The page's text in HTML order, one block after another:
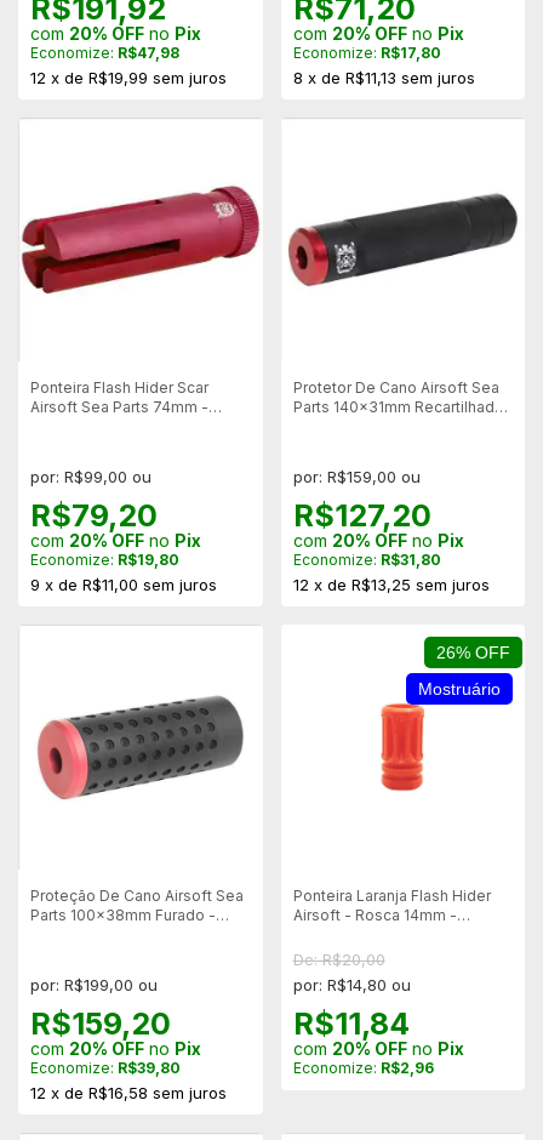
R$191,92
com 20% OFF no Pix
Economize: R$47,98
12 x de R$19,99 sem juros
R$71,20
com 20% OFFno Pix
Economize: R$17,80
8 x de R$11,13 sem juros
Ponteira Flash Hider Scar
Airsoft Sea Parts 74mm -
por: R$99,00 ou
R$79,20
com 20% OFF no Pix
Economize: R$19,80
9 x de R$11,00 sem juros
Protetor De Cano Airsoft Sea
Parts 140x31mm Recartilhado
por: R$159,00 ou
R$127,20
com 20% OFFno Pix
Economize: R$31,80
12 x de R$13,25 sem juros
Proteção De Cano Airsoft Sea
Parts 100x38mm Furado -
por: R$199,00 ou
R$159,20
com 20% OFF no Pix
Economize: R$39,80
12 x de R$16,58 sem juros
26% OFF
Mostruário
Ponteira Laranja Flash Hider
Airsoft - Rosca 14mm -
De: R$20,00
por: R$14,80 ou
R$11,84
com 20% OFFno Pix
Economize: R$2,96